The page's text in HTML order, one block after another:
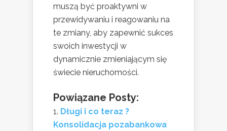
muszą być proaktywni w
przewidywaniu i reagowaniu na
te zmiany, aby zapewnić sukces
swoich inwestycji w
dynamicznie zmieniającym się
świecie nieruchomości.
Powiązane Posty:
Długi i co teraz ?
Konsolidacja pozabankowa